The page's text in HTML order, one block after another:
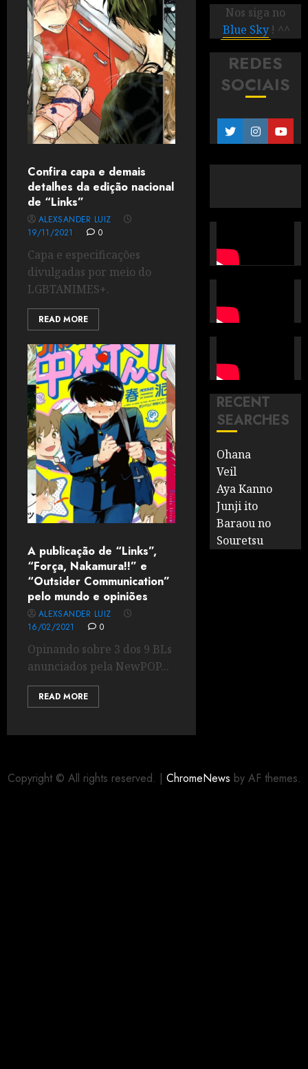
Confira capa e demais
detalhes da edição nacional
de “Links”
ALEXSANDER LUIZ
19/11/2021
0
Capa e especificações
divulgadas por meio do
LGBTANIMES+.
READ MORE
A publicação de “Links”,
“Força, Nakamura!!” e
“Outsider Communication”
pelo mundo e opiniões
ALEXSANDER LUIZ
16/02/2021
0
Opinando sobre 3 dos 9 BLs
anunciados pela NewPOP...
READ MORE
Nos siga no
Blue Sky ! ^^
REDES
SOCIAIS
RECENT
SEARCHES
Ohana
Veil
Aya Kanno
Junji ito
Baraou no
Souretsu
Copyright © All rights reserved. | ChromeNews by AF themes.